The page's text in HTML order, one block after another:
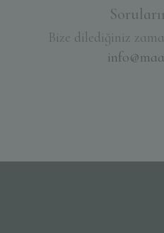
Bize dilediğiniz